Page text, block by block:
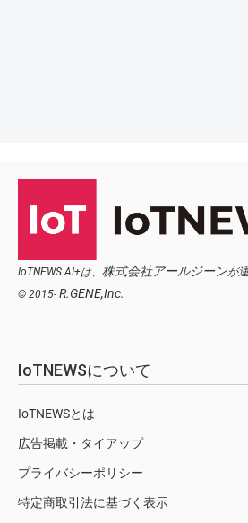
IoTNEWS AI+は、 株式会社アールジーンが
© 2015- R.GENE,Inc.
IoTNEWSについて
IoTNEWSとは
広告掲載・タイアップ
プライバシーポリシー
特定商取引法に基づく表示